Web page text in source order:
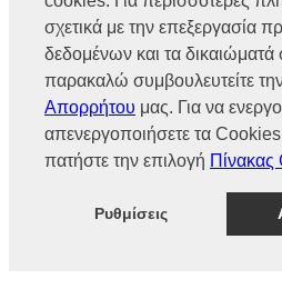
σχετικά με την επεξεργασία
δεδομένων και τα δικαιώματά
παρακαλώ συμβουλευτείτε
Απορρήτου μας. Για να
απενεργοποιήσετε τα
πατήστε την επιλογή
Ρυθμίσεις
Brands
Νέα
Οικονομικά στοιχεία
Υποστήριξη
Επικοινωνία
Γίνε συνεργάτης
Dealers Area
Πολιτική cookies